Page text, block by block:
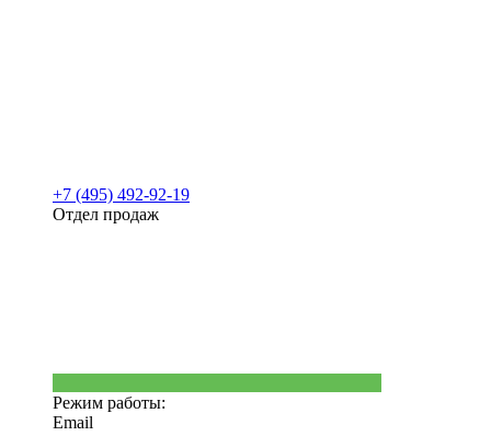
+7 (495) 492-92-19
Отдел продаж
Режим работы:
Email